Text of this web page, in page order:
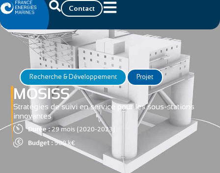
Contact
Recherche & Développement Projet
MOSISS
Stratégies de suivi en service pour les sous-stations
innovantes
Durée :29 mois (2020-2023)
Budget :900 k€